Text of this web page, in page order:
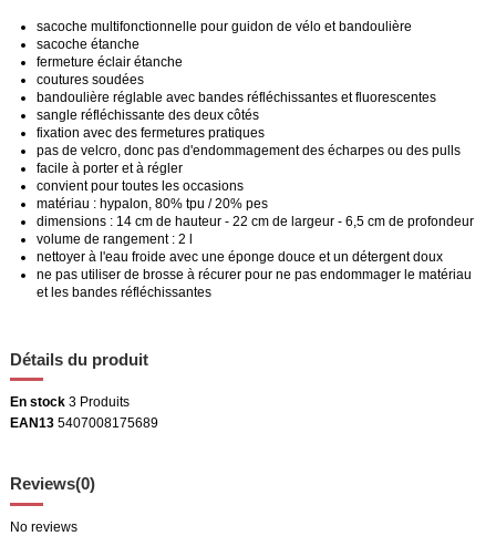
sacoche multifonctionnelle pour guidon de vélo et bandoulière
sacoche étanche
fermeture éclair étanche
coutures soudées
bandoulière réglable avec bandes réfléchissantes et fluorescentes
sangle réfléchissante des deux côtés
fixation avec des fermetures pratiques
pas de velcro, donc pas d'endommagement des écharpes ou des pulls
facile à porter et à régler
convient pour toutes les occasions
matériau : hypalon, 80% tpu / 20% pes
dimensions : 14 cm de hauteur - 22 cm de largeur - 6,5 cm de profondeur
volume de rangement : 2 l
nettoyer à l'eau froide avec une éponge douce et un détergent doux
ne pas utiliser de brosse à récurer pour ne pas endommager le matériau
et les bandes réfléchissantes
Détails du produit
En stock 3 Produits
EAN13 5407008175689
Reviews(0)
No reviews